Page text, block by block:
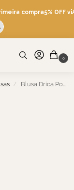
compra5% OFF
0
/ Blusa Drica Porto